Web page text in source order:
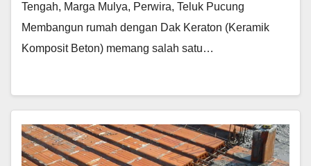
Tengah, Marga Mulya, Perwira, Teluk Pucung
Membangun rumah dengan Dak Keraton (Keramik
Komposit Beton) memang salah satu…